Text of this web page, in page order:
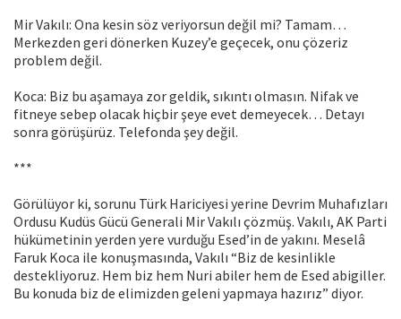
Mir Vakılı: Ona kesin söz veriyorsun değil mi? Tamam…
Merkezden geri dönerken Kuzey’e geçecek, onu çözeriz
problem değil.
Koca: Biz bu aşamaya zor geldik, sıkıntı olmasın. Nifak ve
fitneye sebep olacak hiçbir şeye evet demeyecek… Detayı
sonra görüşürüz. Telefonda şey değil.
***
Görülüyor ki, sorunu Türk Hariciyesi yerine Devrim Muhafızları
Ordusu Kudüs Gücü Generali Mir Vakılı çözmüş. Vakılı, AK Parti
hükümetinin yerden yere vurduğu Esed’in de yakını. Meselâ
Faruk Koca ile konuşmasında, Vakılı “Biz de kesinlikle
destekliyoruz. Hem biz hem Nuri abiler hem de Esed abigiller.
Bu konuda biz de elimizden geleni yapmaya hazırız” diyor.